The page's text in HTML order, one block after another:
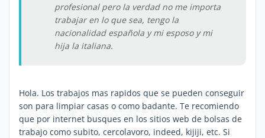
profesional pero la verdad no me importa
trabajar en lo que sea, tengo la
nacionalidad española y mi esposo y mi
hija la italiana.
Hola. Los trabajos mas rapidos que se pueden conseguir
son para limpiar casas o como badante. Te recomiendo
que por internet busques en los sitios web de bolsas de
trabajo como subito, cercolavoro, indeed, kijiji, etc. Si